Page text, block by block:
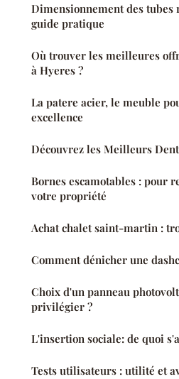
Dimensionnement des tubes
guide pratique
Où trouver les meilleures
à Hyeres ?
La patere acier, le meuble
excellence
Découvrez les Meilleurs
Bornes escamotables : pour
votre propriété
Achat chalet saint-martin :
Comment dénicher une
Choix d'un panneau
privilégier ?
L'insertion sociale: de quoi
Tests utilisateurs : utilité et